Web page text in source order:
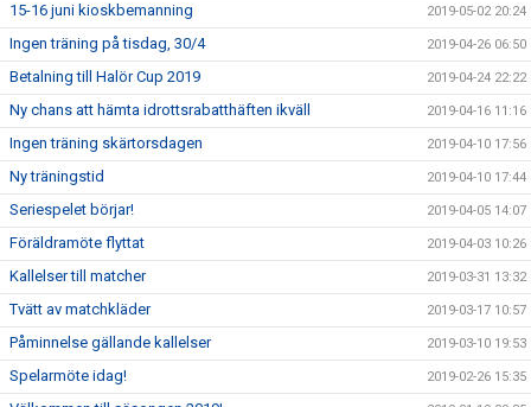
15-16 juni kioskbemanning 2019-05-02 20:24
Ingen träning på tisdag, 30/4 2019-04-26 06:50
Betalning till Halör Cup 2019 2019-04-24 22:22
Ny chans att hämta idrottsrabatthäften ikväll 2019-04-16 11:16
Ingen träning skärtorsdagen 2019-04-10 17:56
Ny träningstid 2019-04-10 17:44
Seriespelet börjar! 2019-04-05 14:07
Föräldramöte flyttat 2019-04-03 10:26
Kallelser till matcher 2019-03-31 13:32
Tvätt av matchkläder 2019-03-17 10:57
Påminnelse gällande kallelser 2019-03-10 19:53
Spelarmöte idag! 2019-02-26 15:35